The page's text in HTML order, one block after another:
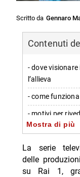
Scritto da Gennaro
Contenuti
- dove
l’allieva
- come funziona
- motivi per
-- Personaggi
-- Scopri di più
--
Mostra di più
La serie
delle
su Rai 1,